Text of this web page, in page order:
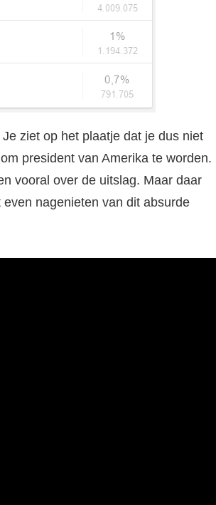
ziet op het plaatje dat je dus niet
president van Amerika te worden.
vooral over de uitslag. Maar daar
nagenieten van dit absurde